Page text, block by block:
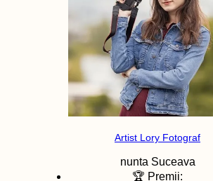
Artist Lory Fotograf
nunta Suceava
🏆 Premii: